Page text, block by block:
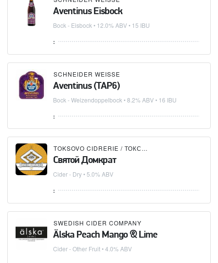
Aventinus Eisbock
Bock - Eisbock • 12.0% ABV • 15 IBU
:
SCHNEIDER WEISSE
Aventinus (TAP6)
Bock - Weizendoppelbock • 8.2% ABV • 16 IBU
:
TOKSOVO CIDRERIE / ТОКСОВСКАЯ СИДРЕРИЯ
Святой Домкрат
Cider - Dry• 5.0% ABV
:
SWEDISH CIDER COMPANY
Älska Peach Mango & Lime
Cider - Other Fruit• 4.0% ABV